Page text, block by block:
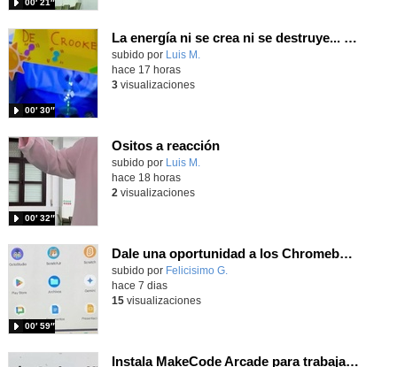
00′ 21″
La energía ni se crea ni se destruye... ¡se experimenta! El Tierno en la Feria Madrid es Ciencia 2026
Contenido educativo.
subido por Luis M.
00′ 30″
hace 17 horas
3visualizaciones
Ositos a reacción
Contenido educativo.
subido por Luis M.
00′ 32″
hace 18 horas
2 visualizaciones
Dale una oportunidad a los Chromebooks y utiliza un proyector para realizar talleres si no tienes pantallas táctiles
Contenido educativo.
subido por Felicisimo G.
00′ 59″
hace 7 dias
15visualizaciones
Instala MakeCode Arcade para trabajar offline en tu tablet, ordenador, Chromebook